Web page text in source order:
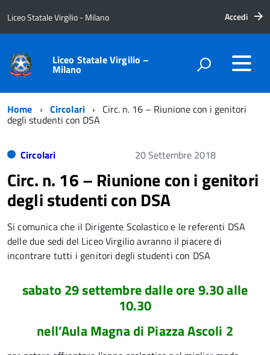
Liceo Statale Virgilio - Milano Accedi
Liceo Statale Virgilio –
Milano
Home Circolari Circ. n. 16 – Riunione con i genitori
degli studenti con DSA
Circolari 20 Settembre 2018
Circ. n. 16 – Riunione con i genitori
degli studenti con DSA
Si comunica che il Dirigente Scolastico e le referenti DSA
delle due sedi del Liceo Virgilio avranno il piacere di
incontrare tutti i genitori degli studenti con DSA
sabato 29 settembre dalle ore 9.30 alle
10.30
nell’Aula Magna di Piazza Ascoli 2